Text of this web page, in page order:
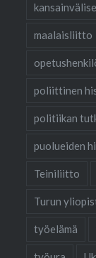
maalaisliitto
poliittinen
politiikan
puolueiden
Teiniliitto
Turun
työelämä